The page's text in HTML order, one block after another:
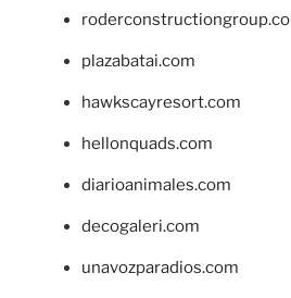
plazabatai.com
hawkscayresort.com
hellonquads.com
diarioanimales.com
decogaleri.com
unavozparadios.com